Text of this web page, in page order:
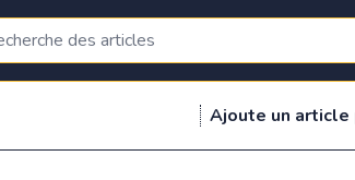
Ajoute un article